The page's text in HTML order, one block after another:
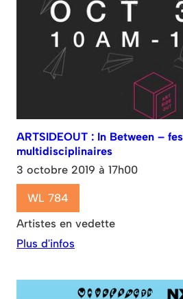
ARTSIDEOUT : In Between –
multidisciplinaires
3 octobre 2019 à 17h00
WL 784
Artistes en vedette
Plus d'infos